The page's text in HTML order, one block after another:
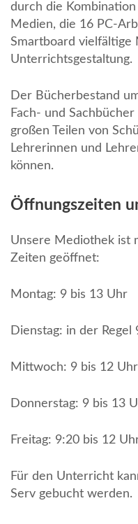
durch die
Medien, die 16 PC-
Smartboard vielfältige
Unterrichtsgestaltung.
Der Bücherbestand
Fach- und
großen Teilen von
Lehrerinnen und
können.
Öffnungszeiten
Unsere Mediothek ist
Zeiten geöffnet:
Montag: 9 bis 13 Uhr
Dienstag: in der Regel
Mittwoch: 9 bis 12 Uhr
Donnerstag: 9 bis 13
Freitag: 9:20 bis 12
Für den Unterricht
Serv gebucht werden.